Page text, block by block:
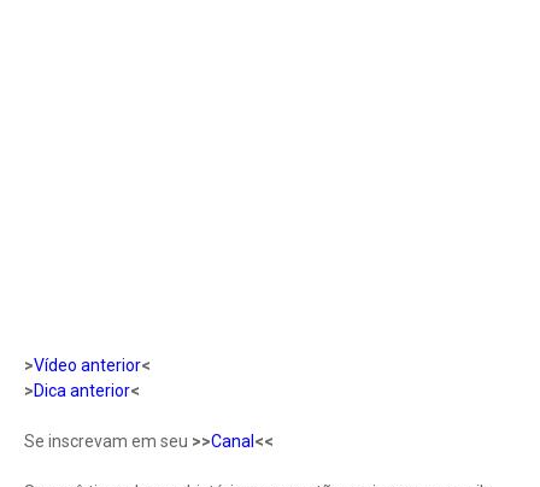
>Vídeo anterior<
>Dica anterior<
Se inscrevam em seu >>Canal <<